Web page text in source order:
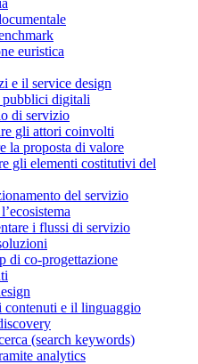
euristica
e il service design
pubblici digitali
di servizio
gli attori coinvolti
la proposta di valore
gli elementi costitutivi del
del servizio
i flussi di servizio
di co-progettazione
contenuti e il linguaggio
(search keywords)
analytics